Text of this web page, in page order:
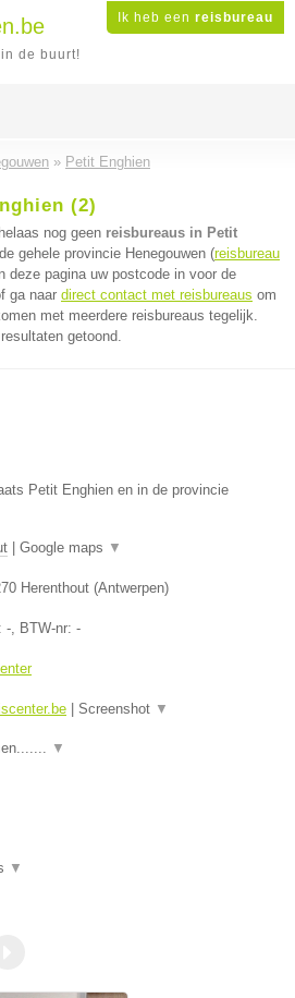
Ik heb een reisbureau
de buurt!
» Petit Enghien
(2)
nog geen reisbureaus in Petit
gehele provincie Henegouwen (reisbureau
deze pagina uw postcode in voor de
ga naar direct contact met reisbureaus om
met meerdere reisbureaus tegelijk.
getoond.
Petit Enghien en in de provincie
Google maps ▼
Herenthout (Antwerpen)
-, BTW-nr: -
Screenshot ▼
▼
▼